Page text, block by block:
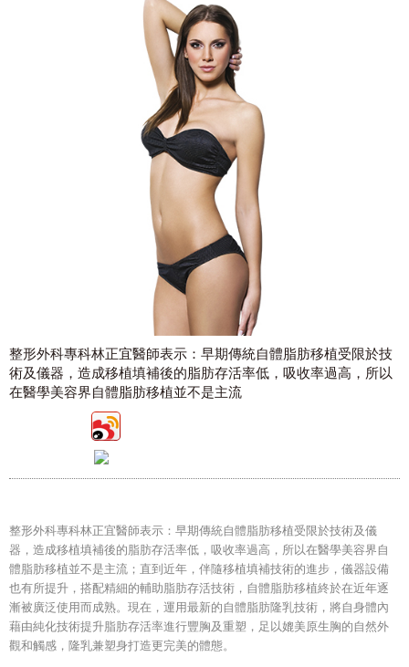
整形外科專科林正宜醫師表示：早期傳統自體脂肪移植受限於技
術及儀器，造成移植填補後的脂肪存活率低，吸收率過高，所以
在醫學美容界自體脂肪移植並不是主流
整形外科專科林正宜醫師表示：早期傳統自體脂肪移植受限於技術及儀
器，造成移植填補後的脂肪存活率低，吸收率過高，所以在醫學美容界自
體脂肪移植並不是主流；直到近年，伴隨移植填補技術的進步，儀器設備
也有所提升，搭配精細的輔助脂肪存活技術，自體脂肪移植終於在近年逐
漸被廣泛使用而成熟。現在，運用最新的自體脂肪隆乳技術，將自身體內
藉由純化技術提升脂肪存活率進行豐胸及重塑，足以媲美原生胸的自然外
觀和觸感，隆乳兼塑身打造更完美的體態。